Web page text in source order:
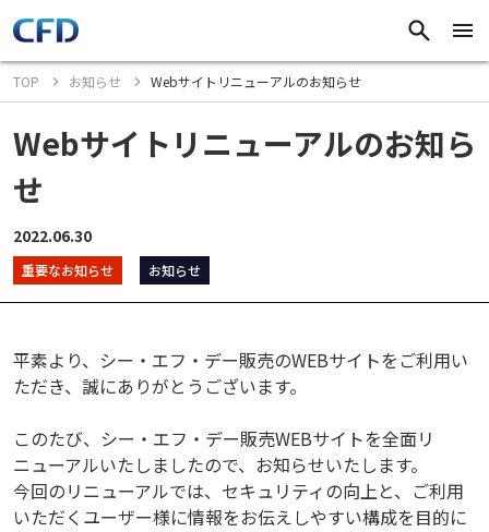
TOP お知らせ Webサイトリニューアルのお知らせ
Webサイトリニューアルのお知ら
せ
2022.06.30
重要なお知らせ お知らせ
平素より、シー・エフ・デー販売のWEBサイトをご利用い
ただき、誠にありがとうございます。
このたび、シー・エフ・デー販売WEBサイトを全面リ
ニューアルいたしましたので、お知らせいたします。
今回のリニューアルでは、セキュリティの向上と、ご利用
いただくユーザー様に情報をお伝えしやすい構成を目的に